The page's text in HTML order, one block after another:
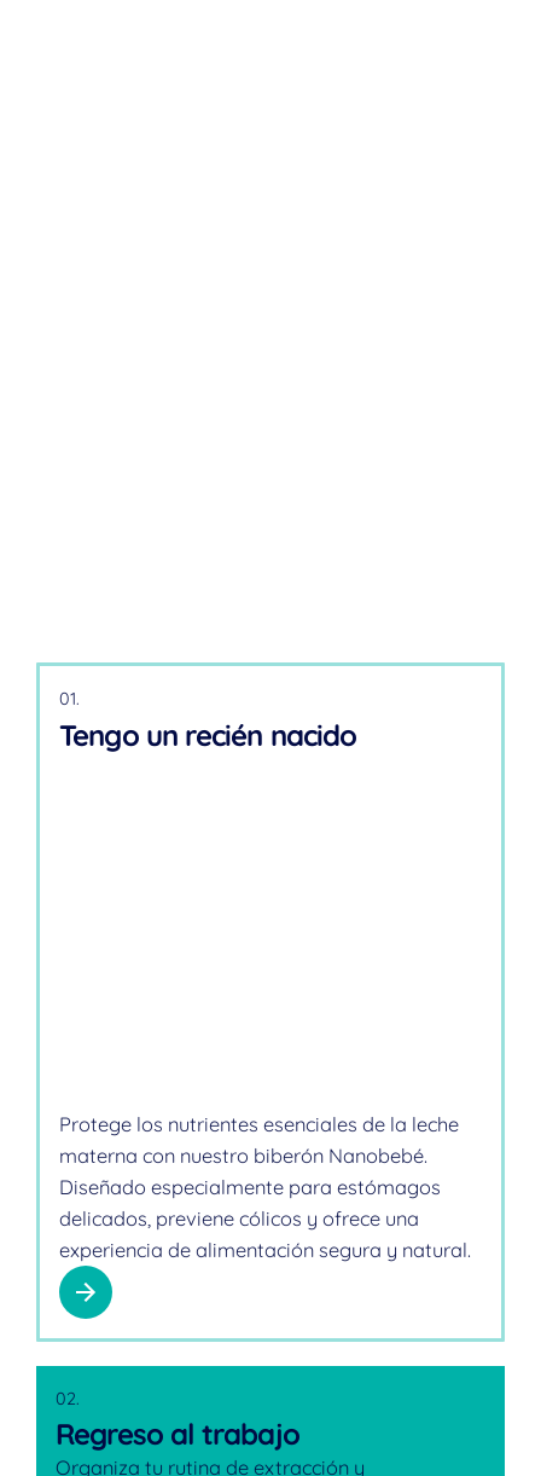
01.
Tengo un recién nacido
Protege los nutrientes esenciales de la leche
materna con nuestro biberón Nanobebé.
Diseñado especialmente para estómagos
delicados, previene cólicos y ofrece una
experiencia de alimentación segura y natural.
02.
Regreso al trabajo
Organiza tu rutina de extracción y